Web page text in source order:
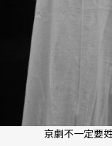
京劇不一定要